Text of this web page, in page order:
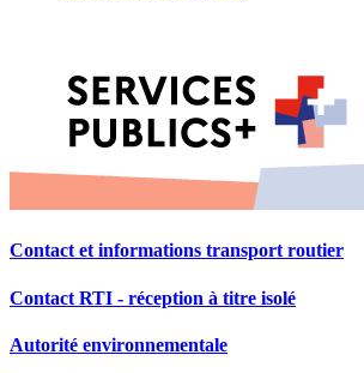
Contact et informations transport routier
Contact RTI - réception à titre isolé
Autorité environnementale